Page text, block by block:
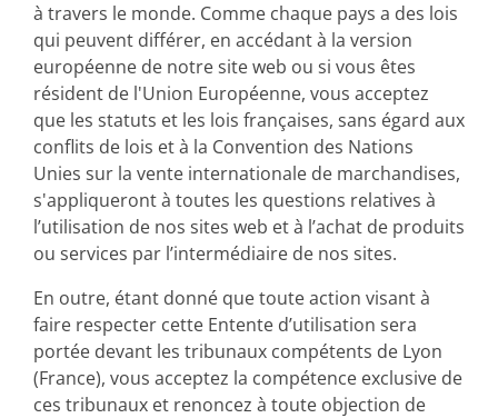
à travers le monde. Comme chaque pays a des lois
qui peuvent différer, en accédant à la version
européenne de notre site web ou si vous êtes
résident de l'Union Européenne, vous acceptez
que les statuts et les lois françaises, sans égard aux
conflits de lois et à la Convention des Nations
Unies sur la vente internationale de marchandises,
s'appliqueront à toutes les questions relatives à
l’utilisation de nos sites web et à l’achat de produits
ou services par l’intermédiaire de nos sites.
En outre, étant donné que toute action visant à
faire respecter cette Entente d’utilisation sera
portée devant les tribunaux compétents de Lyon
(France), vous acceptez la compétence exclusive de
ces tribunaux et renoncez à toute objection de